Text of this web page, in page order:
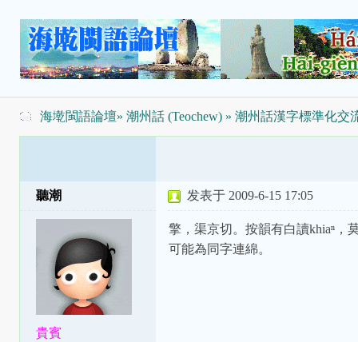
海墘閩語論壇» 潮州話 (Teochew)» 潮州話漢字標準化交
聽潮
貴賓
发表于 2009-6-15 17:05
擎，渠京切。按韻有白讀khiaⁿ，
可能為同字連綿。